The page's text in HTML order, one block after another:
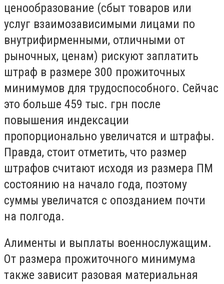
ценообразование (сбыт товаров или
услуг взаимозависимыми лицами по
внутрифирменными, отличными от
рыночных, ценам) рискуют заплатить
штраф в размере 300 прожиточных
минимумов для трудоспособного. Сейчас
это больше 459 тыс. грн после
повышения индексации
пропорционально увеличатся и штрафы.
Правда, стоит отметить, что размер
штрафов считают исходя из размера ПМ
состоянию на начало года, поэтому
суммы увеличатся с опозданием почти
на полгода.
Алименты и выплаты военнослужащим.
От размера прожиточного минимума
также зависит разовая материальная